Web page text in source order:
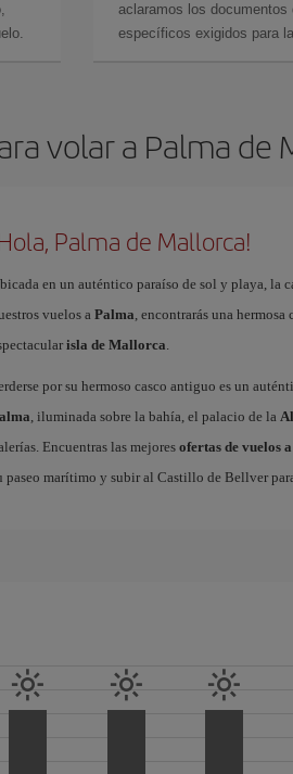
aclaramos los
específicos exigidos para
volar a Palma de
Palma de Mallorca!
en un auténtico paraíso de sol y playa, la
vuelos a Palma, encontrarás una
isla de Mallorca.
por su hermoso casco antiguo es un
, iluminada sobre la bahía, el palacio de la
Encuentras las mejoresofertas de vuelos
paseo marítimo y subir al Castillo de Bellver